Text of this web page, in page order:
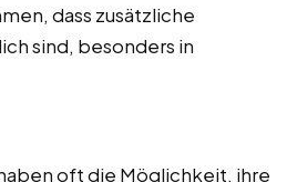
dass zusätzliche
sind, besonders in
oft die Möglichkeit, ihre